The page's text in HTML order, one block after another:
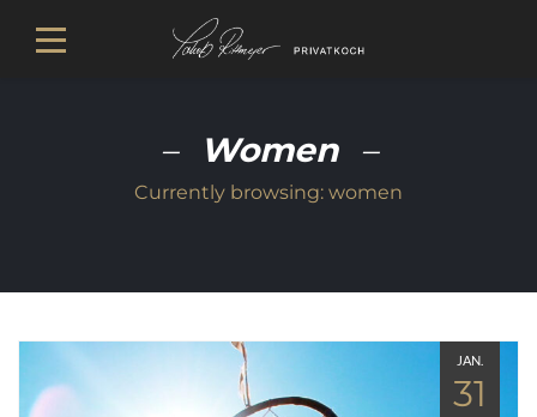
Women
Currently browsing: women
JAN.
31